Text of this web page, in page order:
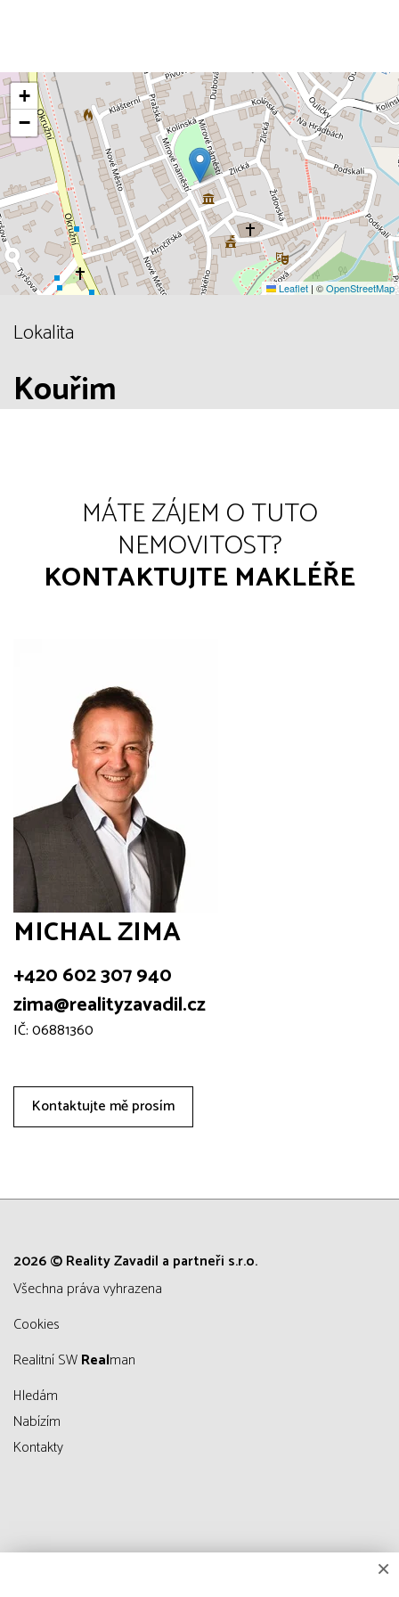
+
−
Leaflet | ©OpenStreetMap
Lokalita
Kouřim
MÁTE ZÁJEM O TUTO
NEMOVITOST?
KONTAKTUJTE MAKLÉŘE
MICHAL ZIMA
+420 602 307 940
zima@realityzavadil.cz
IČ: 06881360
Kontaktujte mě prosím
2026 © Reality Zavadil a partneři s.r.o.
všechna práva vyhrazena
Cookies
Realitní SWRealman
Hledám
Nabízím
Kontakty
×